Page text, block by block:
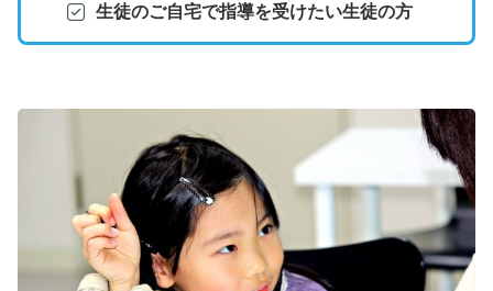
生徒のご自宅で指導を受けたい生徒の方